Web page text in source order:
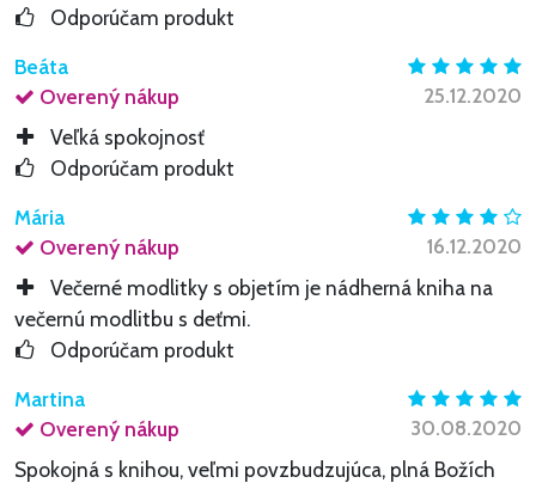
Odporúčam produkt
Beáta
Overený nákup
25.12.2020
Veľká spokojnosť
Odporúčam produkt
Mária
Overený nákup
16.12.2020
Večerné modlitky s objetím je nádherná kniha na
večernú modlitbu s deťmi.
Odporúčam produkt
Martina
Overený nákup
30.08.2020
Spokojná s knihou, veľmi povzbudzujúca, plná Božích